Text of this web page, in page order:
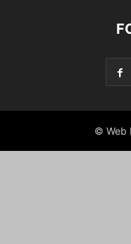
© Web